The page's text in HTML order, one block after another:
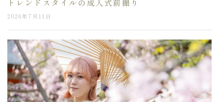
トレンドスタイルの成人式前撮り
2026年7月11日